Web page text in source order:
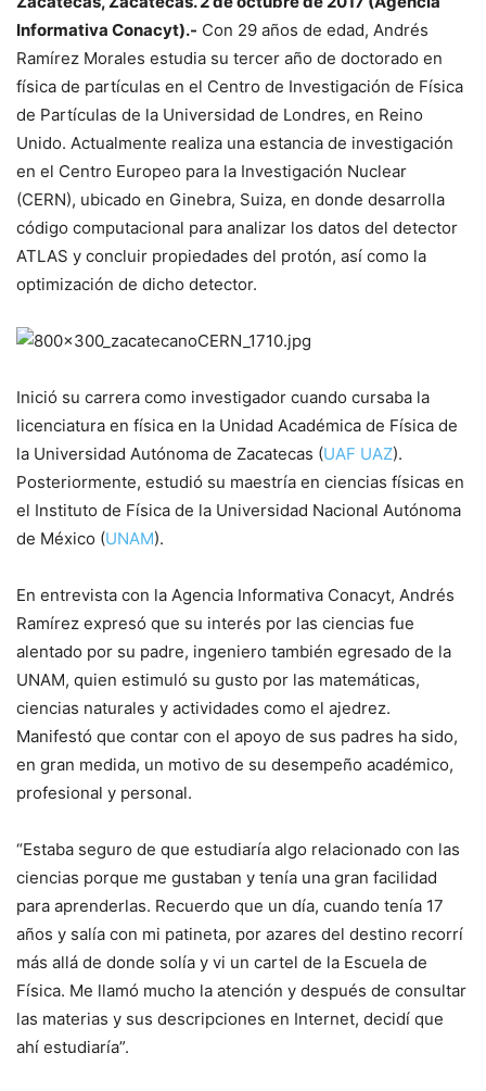
Informativa Conacyt).- Con 29 años de edad, Andrés
Ramírez Morales estudia su tercer año de doctorado en
física de partículas en el Centro de Investigación de Física
de Partículas de la Universidad de Londres, en Reino
Unido. Actualmente realiza una estancia de investigación
en el Centro Europeo para la Investigación Nuclear
(CERN), ubicado en Ginebra, Suiza, en donde desarrolla
código computacional para analizar los datos del detector
ATLAS y concluir propiedades del protón, así como la
optimización de dicho detector.
Inició su carrera como investigador cuando cursaba la
licenciatura en física en la Unidad Académica de Física de
la Universidad Autónoma de Zacatecas (UAF UAZ).
Posteriormente, estudió su maestría en ciencias físicas en
el Instituto de Física de la Universidad Nacional Autónoma
de México (UNAM).
En entrevista con la Agencia Informativa Conacyt, Andrés
Ramírez expresó que su interés por las ciencias fue
alentado por su padre, ingeniero también egresado de la
UNAM, quien estimuló su gusto por las matemáticas,
ciencias naturales y actividades como el ajedrez.
Manifestó que contar con el apoyo de sus padres ha sido,
en gran medida, un motivo de su desempeño académico,
profesional y personal.
“Estaba seguro de que estudiaría algo relacionado con las
ciencias porque me gustaban y tenía una gran facilidad
para aprenderlas. Recuerdo que un día, cuando tenía 17
años y salía con mi patineta, por azares del destino recorrí
más allá de donde solía y vi un cartel de la Escuela de
Física. Me llamó mucho la atención y después de consultar
las materias y sus descripciones en Internet, decidí que
ahí estudiaría”.